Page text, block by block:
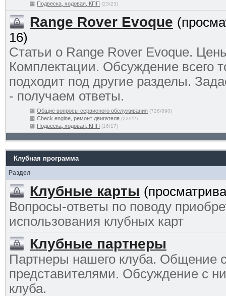
Подвеска, ходовая, КПП (23/23)
Range Rover Evoque
16)
Статьи о Range Rover Evoque.
Комплектации. Обсуждение всего
подходит под другие разделы.
- получаем ответы.
Общие вопросы сервисного обслуживания(726/890)
Check engine, ремонт двигателя(22/22)
Подвеска, ходовая, КПП (16/17)
Клубная программа
Раздел
Клубные карты
Вопросы-ответы по поводу
использования клубных карт
Клубные партнеры
Партнеры нашего клуба. Общение
представителями. Обсуждение с
клуба.